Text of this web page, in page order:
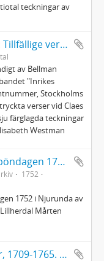
teckningar av
Carl Michael Bellman: Tillfällige verser och rim skrifne och hopsamlade innom ett hus, där Auctor finner sig älskad och wälkommen
av Bellman
"Inrikes
Stockholms
verser vid Claes
färglagda teckningar
Westman
Predikan Tredje Storböndagen 1752 i Njurunda
1752
1752 i Njurunda av
Mårten
Clerck, Carl Alexander, 1709-1765. - Icones insectorum rariorum. (Pl.titelbl.) Stockholm. 1-2. 1759-65. [Del 1], Caroli Clerck reg: soc: scient: Upsal: membr: Icones insectorum rariorum cum nominibus eorum trivialibus, locisqve e C: Linnæi ... Syst: nat: allegatis Holmiæ 1759.. - 1759